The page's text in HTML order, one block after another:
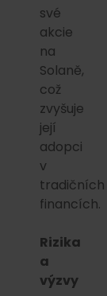
své
akcie
na
Solaně,
což
zvyšuje
její
adopci
v
tradičních
financích.
Rizika
a
výzvy